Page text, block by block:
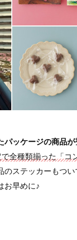
ッケージの商品が
全種類揃った「コ
ステッカーもつ
お早めに♪